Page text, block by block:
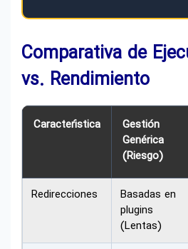
Comparativa de
vs. Rendimiento
Característica
Gestión
Genérica
(Riesgo)
Redirecciones
Basadas en
plugins
(Lentas)